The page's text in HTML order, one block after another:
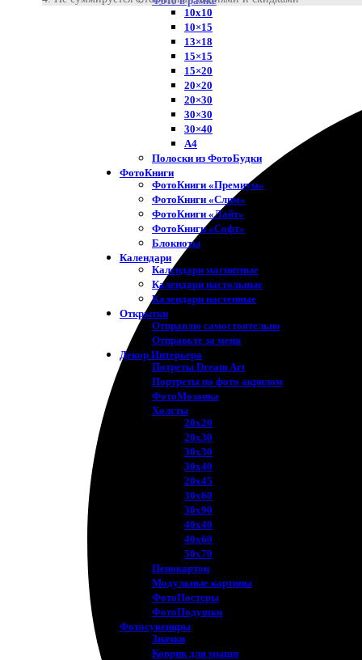
10х10
10×15
13×18
15×15
15×20
20×20
20×30
30×30
30×40
A4
Полоски из ФотоБудки
ФотоКниги
ФотоКниги «Премиум»
ФотоКниги «Слим»
ФотоКниги «Лайт»
ФотоКниги «Софт»
Блокноты
Календари
Календари магнитные
Календари настольные
Календари настенные
Открытки
Отправлю самостоятельно
Отправьте за меня
Декор Интерьера
Потреты Dream Art
Портреты по фото акрилом
ФотоМозаика
Холсты
20х20
20х30
30х30
30х40
20х45
30х60
30х90
40х40
40х60
50х70
Пенокартон
Модульные картины
ФотоПостеры
ФотоПодушки
Фотоcувениры
Значки
Коврик для мыши